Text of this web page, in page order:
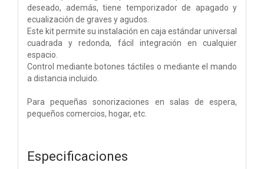
deseado, además, tiene temporizador de apagado y
ecualización de graves y agudos.
Este kit permite su instalación en caja estándar universal
cuadrada y redonda, fácil integración en cualquier
espacio.
Control mediante botones táctiles o mediante el mando
a distancia incluido.
Para pequeñas sonorizaciones en salas de espera,
pequeños comercios, hogar, etc.
Especificaciones